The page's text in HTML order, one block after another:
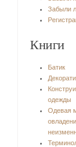
Забыли
Книги
Батик
одежды
Одевая